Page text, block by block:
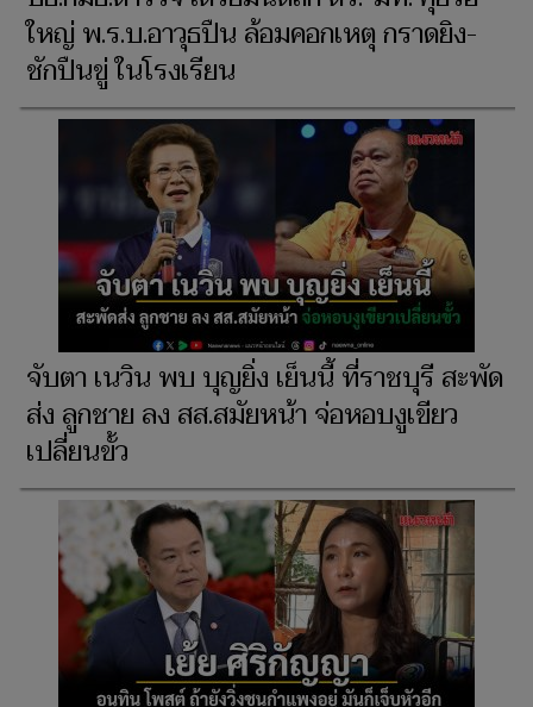
ใหญ่ พ.ร.บ.อาวุธปืน ล้อมคอกเหตุ กราดยิง-
ชักปืนขู่ ในโรงเรียน
จับตา เนวิน พบ บุญยิ่ง เย็นนี้ ที่ราชบุรี สะพัด
ส่ง ลูกชาย ลง สส.สมัยหน้า จ่อหอบงูเขียว
เปลี่ยนขั้ว